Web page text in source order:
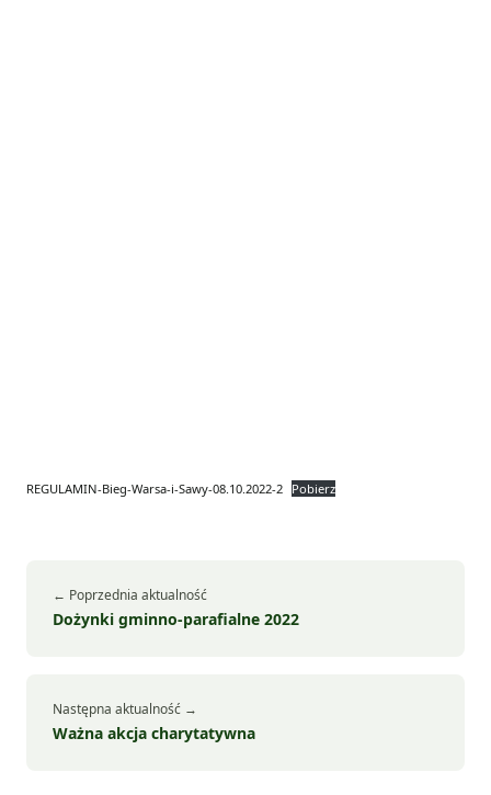
REGULAMIN-Bieg-Warsa-i-Sawy-08.10.2022-2 Pobierz
← Poprzednia aktualność
Dożynki gminno-parafialne 2022
Następna aktualność →
Ważna akcja charytatywna